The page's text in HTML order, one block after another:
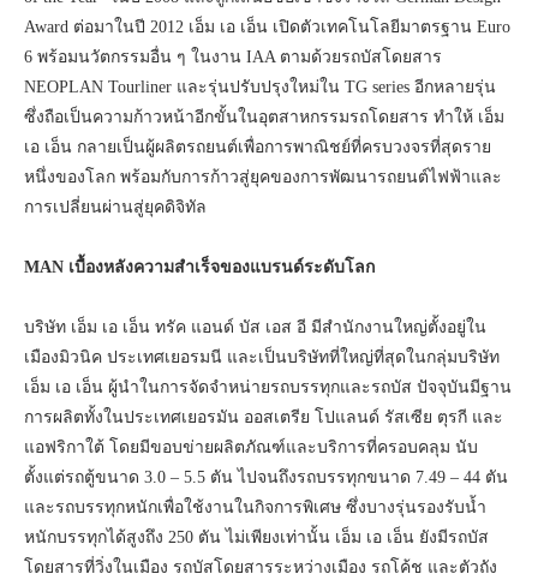
Award ต่อมาในปี 2012 เอ็ม เอ เอ็น เปิดตัวเทคโนโลยีมาตรฐาน Euro
6 พร้อมนวัตกรรมอื่น ๆ ในงาน IAA ตามด้วยรถบัสโดยสาร
NEOPLAN Tourliner และรุ่นปรับปรุงใหม่ใน TG series อีกหลายรุ่น
ซึ่งถือเป็นความก้าวหน้าอีกขั้นในอุตสาหกรรมรถโดยสาร ทำให้ เอ็ม
เอ เอ็น กลายเป็นผู้ผลิตรถยนต์เพื่อการพาณิชย์ที่ครบวงจรที่สุดราย
หนึ่งของโลก พร้อมกับการก้าวสู่ยุคของการพัฒนารถยนต์ไฟฟ้าและ
การเปลี่ยนผ่านสู่ยุคดิจิทัล
MAN เบื้องหลังความสำเร็จของแบรนด์ระดับโลก
บริษัท เอ็ม เอ เอ็น ทรัค แอนด์ บัส เอส อี มีสำนักงานใหญ่ตั้งอยู่ใน
เมืองมิวนิค ประเทศเยอรมนี และเป็นบริษัทที่ใหญ่ที่สุดในกลุ่มบริษัท
เอ็ม เอ เอ็น ผู้นำในการจัดจำหน่ายรถบรรทุกและรถบัส ปัจจุบันมีฐาน
การผลิตทั้งในประเทศเยอรมัน ออสเตรีย โปแลนด์ รัสเซีย ตุรกี และ
แอฟริกาใต้ โดยมีขอบข่ายผลิตภัณฑ์และบริการที่ครอบคลุม นับ
ตั้งแต่รถตู้ขนาด 3.0 – 5.5 ตัน ไปจนถึงรถบรรทุกขนาด 7.49 – 44 ตัน
และรถบรรทุกหนักเพื่อใช้งานในกิจการพิเศษ ซึ่งบางรุ่นรองรับน้ำ
หนักบรรทุกได้สูงถึง 250 ตัน ไม่เพียงเท่านั้น เอ็ม เอ เอ็น ยังมีรถบัส
โดยสารที่วิ่งในเมือง รถบัสโดยสารระหว่างเมือง รถโค้ช และตัวถัง